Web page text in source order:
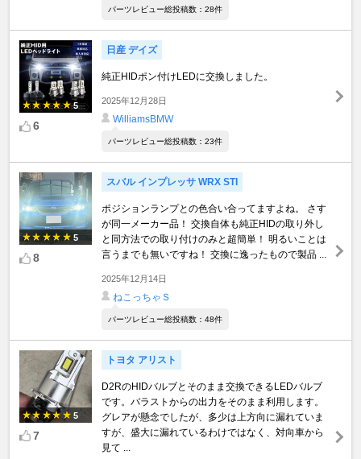
パーツレビュー総投稿数：28件
5
6
日産 デイズ
純正HIDポン付けLEDに交換しました。
2025年12月28日
WilliamsBMW
パーツレビュー総投稿数：23件
5
8
スバル インプレッサ WRX STI
ポジションランプとの色合い合ってますよね。 さす
が同一メーカー品！ 交換自体も純正HIDの取り外し
と同方法での取り付けのみと超簡単！ 明るいことは
言うまでも無いですね！ 交換に逸ったもので製品 ...
2025年12月14日
ねこっちゃＳ
パーツレビュー総投稿数：48件
5
7
トヨタ アリスト
D2RのHIDバルブとそのまま交換できるLEDバルブ
です。バラストからの出力をそのまま利用します。
グレアが懸念でしたが、多少は上方向に漏れていま
すが、盛大に漏れているわけではなく、対向車から
見て ...